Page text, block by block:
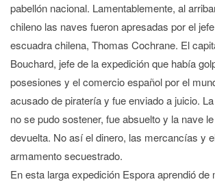
pabellón nacional. Lamentablemente, al
chileno las naves fueron apresadas por el
escuadra chilena, Thomas Cochrane. El
Bouchard, jefe de la expedición que había
posesiones y el comercio español por el
acusado de piratería y fue enviado a juicio.
no se pudo sostener, fue absuelto y la nave
devuelta. No así el dinero, las mercancías y
armamento secuestrado.
En esta larga expedición Espora aprendió de